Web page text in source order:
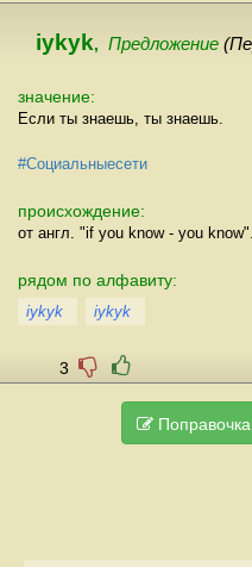
iykyk, Предложение
значение:
Если ты знаешь, ты знаешь.
#Социальныесети
происхождение:
от англ. "if you know - you know".
рядом по алфавиту:
iykyk iykyk
3